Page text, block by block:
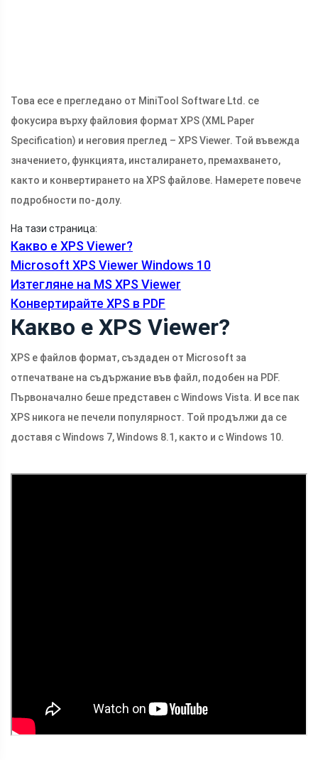
Това есе е прегледано от MiniTool Software Ltd. се
фокусира върху файловия формат XPS (XML Paper
Specification) и неговия преглед – XPS Viewer. Той въвежда
значението, функцията, инсталирането, премахването,
както и конвертирането на XPS файлове. Намерете повече
подробности по-долу.
На тази страница:
Какво е XPS Viewer?
Microsoft XPS Viewer Windows 10
Изтегляне на MS XPS Viewer
Конвертирайте XPS в PDF
Какво е XPS Viewer?
XPS е файлов формат, създаден от Microsoft за
отпечатване на съдържание във файл, подобен на PDF.
Първоначално беше представен с Windows Vista. И все пак
XPS никога не печели популярност. Той продължи да се
доставя с Windows 7, Windows 8.1, както и с Windows 10.